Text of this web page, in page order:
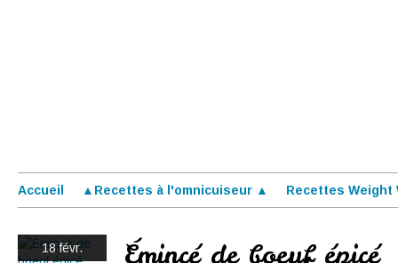
Accueil ▲Recettes à l'omnicuiseur ▲ Recettes Weight
18 févr.
Émincé de boeuf épicé